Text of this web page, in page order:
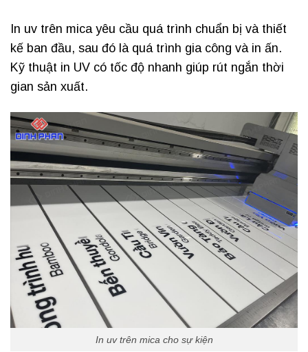
In uv trên mica yêu cầu quá trình chuẩn bị và thiết
kế ban đầu, sau đó là quá trình gia công và in ấn.
Kỹ thuật in UV có tốc độ nhanh giúp rút ngắn thời
gian sản xuất.
In uv trên mica cho sự kiện